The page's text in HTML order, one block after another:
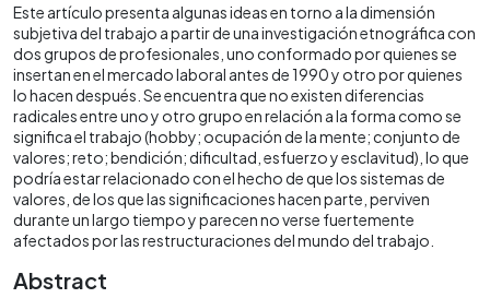
Este artículo presenta algunas ideas en torno a la dimensión
subjetiva del trabajo a partir de una investigación etnográfica con
dos grupos de profesionales, uno conformado por quienes se
insertan en el mercado laboral antes de 1990 y otro por quienes
lo hacen después. Se encuentra que no existen diferencias
radicales entre uno y otro grupo en relación a la forma como se
significa el trabajo (hobby; ocupación de la mente; conjunto de
valores; reto; bendición; dificultad, esfuerzo y esclavitud), lo que
podría estar relacionado con el hecho de que los sistemas de
valores, de los que las significaciones hacen parte, perviven
durante un largo tiempo y parecen no verse fuertemente
afectados por las restructuraciones del mundo del trabajo.
Abstract